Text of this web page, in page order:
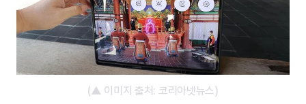
(▲ 이미지 출처: 코리아넷뉴스)